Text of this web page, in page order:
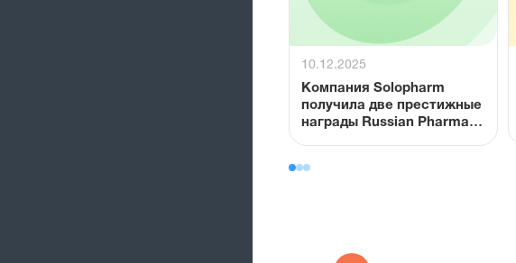
10.12.2025
Компания Solopharm
получила две престижные
награды Russian Pharma